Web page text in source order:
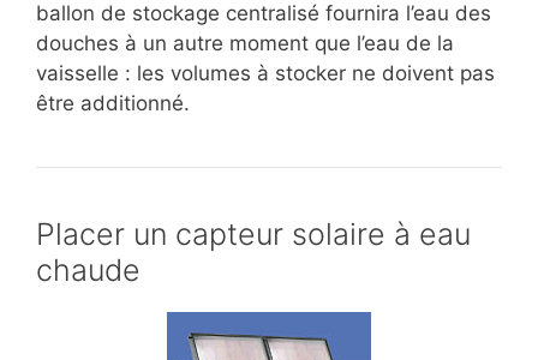
ballon de stockage centralisé fournira l’eau des
douches à un autre moment que l’eau de la
vaisselle : les volumes à stocker ne doivent pas
être additionné.
Placer un capteur solaire à eau
chaude